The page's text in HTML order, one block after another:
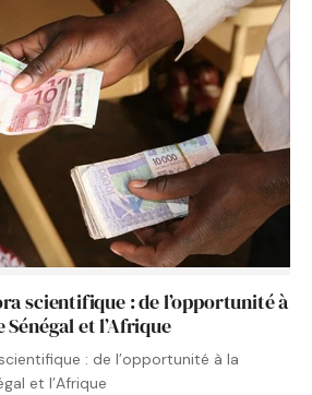
scientifique : de l’opportunité à
et l’Afrique
: de l’opportunité à la
et l’Afrique